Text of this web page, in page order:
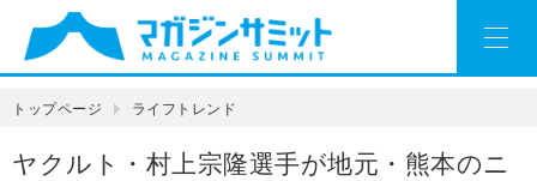
トップページ ライフトレンド
ヤクルト・村上宗隆選手が地元・熊本のニ